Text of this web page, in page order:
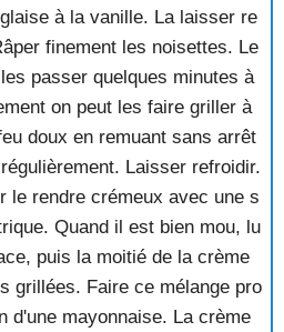
BLANC
à la vanille. La laisser re
finement les noisettes. Le
passer quelques minutes à
on peut les faire griller à
doux en remuant sans arrêt
Laisser refroidir.
le rendre crémeux avec une s
Quand il est bien mou, lu
puis la moitié de la crème
grillées. Faire ce mélange pro
d'une mayonnaise. La crème